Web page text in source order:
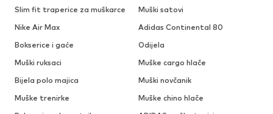
Slim fit traperice za muškarce
Muški satovi
Nike Air Max
Adidas Continental 80
Bokserice i gaće
Odijela
Muški ruksaci
Muške cargo hlače
Bijela polo majica
Muški novčanik
Muške trenirke
Muške chino hlače